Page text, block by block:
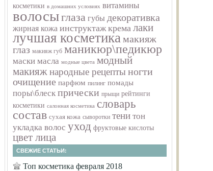
косметики в домашних условиях витамины
волосыглаза губы декоративка
жирная кожа инструктаж крема лаки
лучшая косметикамакияж
глаз макияж губ маникюр\педикюр
маски масла модные цвета модный
макияж народные рецепты ногти
очищение парфюм пилинг помады
поры\блеск прически прыщи рейтинги
косметики салонная косметика словарь
состав сухая кожа сыворотки тени тон
укладка волос уход фруктовые кислоты
цвет лица
СВЕЖИЕ СТАТЬИ:
Топ косметика февраля 2018